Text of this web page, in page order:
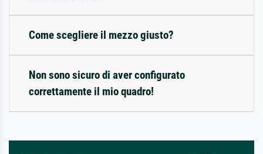
Come scegliere il mezzo giusto?
Non sono sicuro di aver configurato
correttamente il mio quadro!